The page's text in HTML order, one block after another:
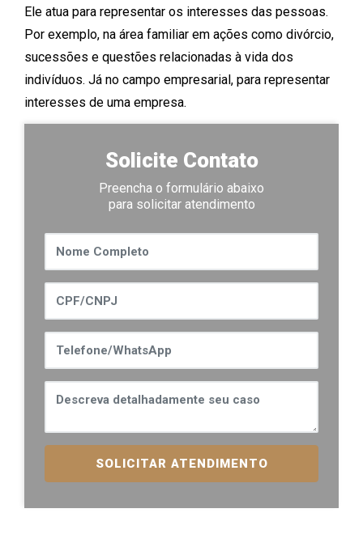
Ele atua para representar os interesses das pessoas.
Por exemplo, na área familiar em ações como divórcio,
sucessões e questões relacionadas à vida dos
indivíduos. Já no campo empresarial, para representar
interesses de uma empresa.
Solicite Contato
Preencha o formulário abaixo
para solicitar atendimento
SOLICITAR ATENDIMENTO